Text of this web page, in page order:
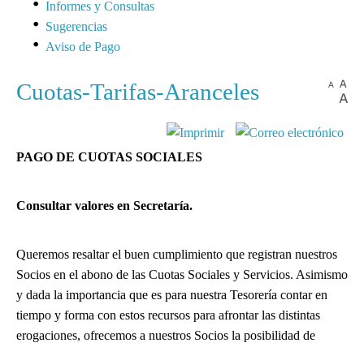
Informes y Consultas
Sugerencias
Aviso de Pago
Cuotas-Tarifas-Aranceles
PAGO DE CUOTAS SOCIALES
Consultar valores en Secretaría.
Queremos resaltar el buen cumplimiento que registran nuestros
Socios en el abono de las Cuotas Sociales y Servicios. Asimismo
y dada la importancia que es para nuestra Tesorería contar en
tiempo y forma con estos recursos para afrontar las distintas
erogaciones, ofrecemos a nuestros Socios la posibilidad de